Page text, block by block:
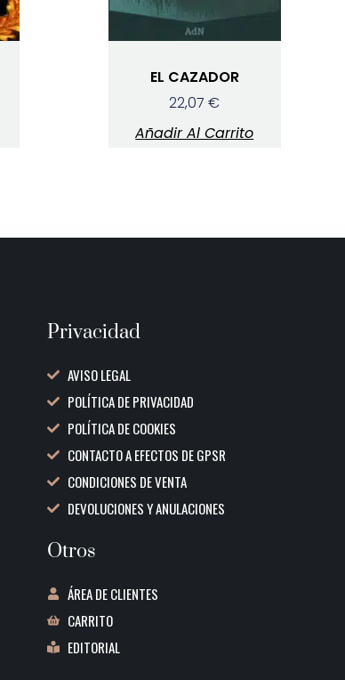
EL CAZADOR
22,07€
Añadir Al Carrito
Privacidad
AVISO LEGAL
POLÍTICA DE PRIVACIDAD
POLÍTICA DE COOKIES
CONTACTO A EFECTOS DE GPSR
CONDICIONES DE VENTA
DEVOLUCIONES Y ANULACIONES
Otros
ÁREA DE CLIENTES
CARRITO
EDITORIAL